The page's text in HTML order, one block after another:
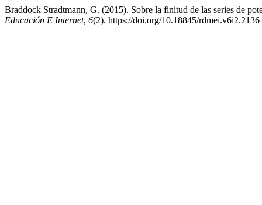
Braddock Stradtmann, G. (2015). Sobre la finitud de las series de
Educación E Internet, 6(2). https://doi.org/10.18845/rdmei.v6i2.2136